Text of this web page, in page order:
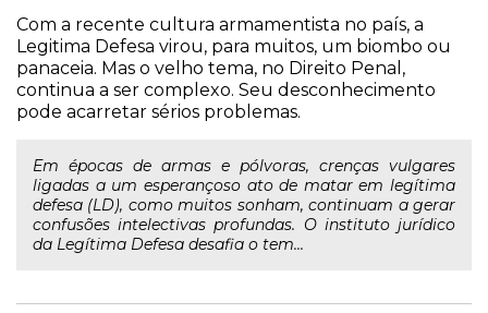
Com a recente cultura armamentista no país, a
Legitima Defesa virou, para muitos, um biombo ou
panaceia. Mas o velho tema, no Direito Penal,
continua a ser complexo. Seu desconhecimento
pode acarretar sérios problemas.
Em épocas de armas e pólvoras, crenças vulgares
ligadas a um esperançoso ato de matar em legítima
defesa (LD), como muitos sonham, continuam a gerar
confusões intelectivas profundas. O instituto jurídico
da Legítima Defesa desafia o tem...